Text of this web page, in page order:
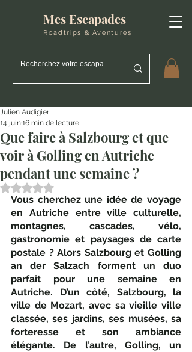
Mes Escapades
Roadtrips & Aventures
Que faire à Salzbourg et que
voir à Golling en Autriche
pendant une semaine ?
Julien Audigier
14 juin16 min de lecture
Noté NaN étoiles sur 5.
Vous cherchez une idée de voyage
en Autriche entre ville culturelle,
montagnes, cascades, vélo,
gastronomie et paysages de carte
postale ? Alors Salzbourg et Golling
an der Salzach forment un duo
parfait pour une semaine en
Autriche. D’un côté, Salzbourg, la
ville de Mozart, avec sa vieille ville
classée, ses jardins, ses musées, sa
forteresse et son ambiance
élégante. De l’autre, Golling, un